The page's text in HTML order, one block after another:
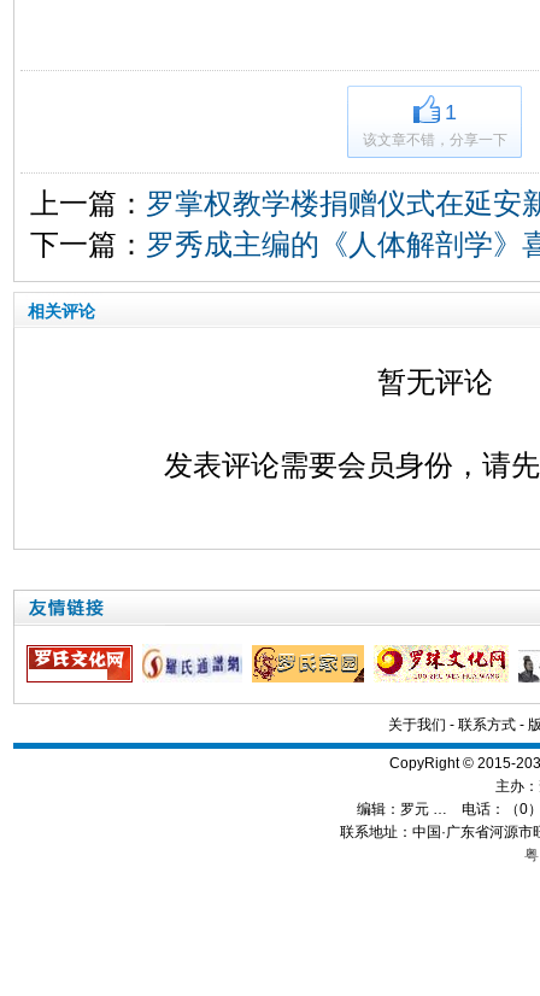
1
该文章不错，分享一下
上一篇： 罗掌权教学楼捐赠仪式在延安
下一篇： 罗秀成主编的《人体解剖学》
相关评论
暂无评论
发表评论需要会员身份，请
关于我们 - 联系方式-
CopyRight © 2015-
主办：
编辑： 罗元 … 电话：（0
联系地址：中国·广东省河源